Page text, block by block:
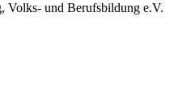
Volks- und Berufsbildung e.V.